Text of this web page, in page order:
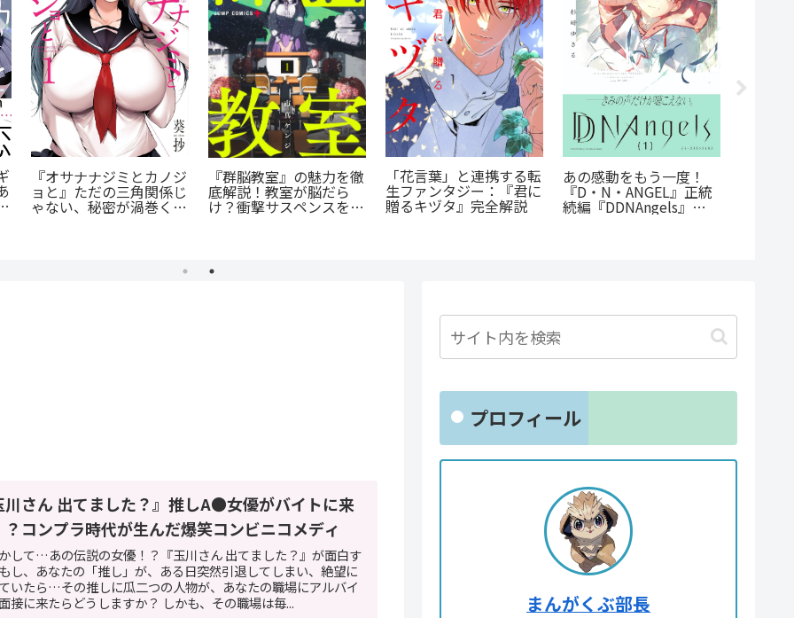
『オサナナジミとカノジ
ョと』ただの三角関係じ
ゃない、秘密が渦巻くセ
クシーサスペンスの魅力
『群脳教室』の魅力を徹
底解説！教室が脳だら
け？衝撃サスペンスを今
「花言葉」と連携する転
生ファンタジー：『君に
贈るキヅタ』完全解説
あの感動をもう一度！
『D・N・ANGEL』正統
続編『DDNAngels』の
魅力と謎に迫る完全ガイ
川さん 出てました？』推しA●女優がバイトに来
？コンプラ時代が生んだ爆笑コンビニコメディ
して…あの伝説の女優！？『玉川さん 出てました？』が面白す
し、あなたの「推し」が、ある日突然引退してしまい、絶望に
いたら…その推しに瓜二つの人物が、あなたの職場にアルバイ
接に来たらどうしますか？ しかも、その職場は毎...
プロフィール
まんがくぶ部長